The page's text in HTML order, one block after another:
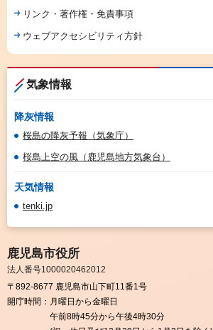
リンク・著作権・免責事項
ウェブアクセシビリティ方針
気象情報
降灰情報
桜島の降灰予報（気象庁）
桜島上空の風（鹿児島地方気象台）
天気情報
tenki.jp
鹿児島市役所
法人番号1000020462012
〒892-8677 鹿児島市山下町11番1号
開庁時間： 月曜日から金曜日
午前8時45分から午後4時30分